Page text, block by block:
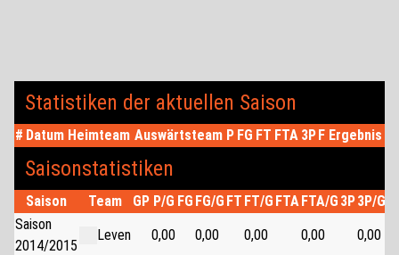
Statistiken der aktuellen Saison
# Datum Heimteam Auswärtsteam P FG FT FTA 3PF Ergebnis
Saisonstatistiken
Saison Team GP P/G FG FG/G FT FT/G FTA FTA/G 3P3P/G
Saison
2014/2015
Leven 0,00 0,00 0,00 0,00 0,00